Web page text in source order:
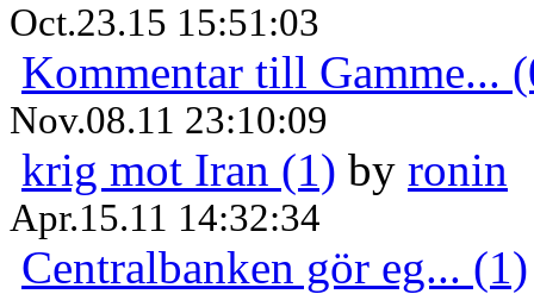
Oct.23.15 15:51:03
Kommentar till Gamme...
Nov.08.11 23:10:09
krig mot Iran (1) by ronin
Apr.15.11 14:32:34
Centralbanken gör eg... (1)